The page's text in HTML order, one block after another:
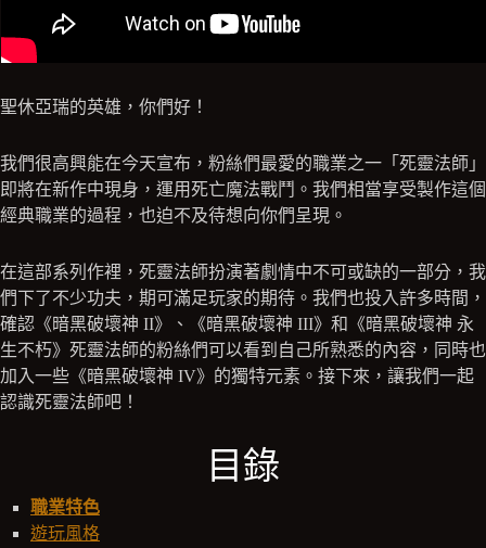
聖休亞瑞的英雄，你們好！
我們很高興能在今天宣布，粉絲們最愛的職業之一「死靈法師」
即將在新作中現身，運用死亡魔法戰鬥。我們相當享受製作這個
經典職業的過程，也迫不及待想向你們呈現。
在這部系列作裡，死靈法師扮演著劇情中不可或缺的一部分，我
們下了不少功夫，期可滿足玩家的期待。我們也投入許多時間，
確認《暗黑破壞神 II》、《暗黑破壞神 III》和《暗黑破壞神 永
生不朽》死靈法師的粉絲們可以看到自己所熟悉的內容，同時也
加入一些《暗黑破壞神 IV》的獨特元素。接下來，讓我們一起
認識死靈法師吧！
目錄
職業特色
遊玩風格